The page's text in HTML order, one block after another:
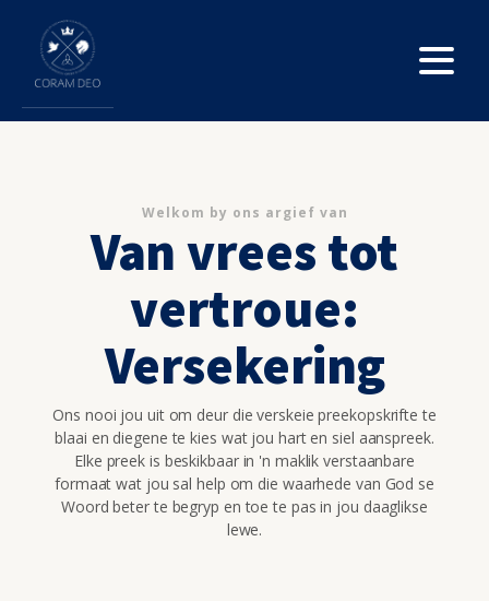
Welkom by ons argief van
Van vrees tot
vertroue:
Versekering
Ons nooi jou uit om deur die verskeie preekopskrifte te
blaai en diegene te kies wat jou hart en siel aanspreek.
Elke preek is beskikbaar in 'n maklik verstaanbare
formaat wat jou sal help om die waarhede van God se
Woord beter te begryp en toe te pas in jou daaglikse
lewe.